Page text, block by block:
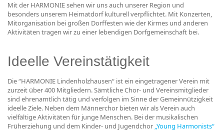
Mit der HARMONIE sehen wir uns auch unserer Region und
besonders unserem Heimatdorf kulturell verpflichtet. Mit Konzerten,
Mitorganisation bei großen Dorffesten wie der Kirmes und anderen
Aktivitäten tragen wir zu einer lebendigen Dorfgemeinschaft bei.
Ideelle Vereinstätigkeit
Die “HARMONIE Lindenholzhausen“ ist ein eingetragener Verein mit
zurzeit über 400 Mitgliedern. Sämtliche Chor- und Vereinsmitglieder
sind ehrenamtlich tätig und verfolgen im Sinne der Gemeinnützigkeit
ideelle Ziele. Neben dem Männerchor bieten wir als Verein auch
vielfältige Aktivitäten für junge Menschen. Bei der musikalischen
Früherziehung und dem Kinder- und Jugendchor „Young Harmonists“